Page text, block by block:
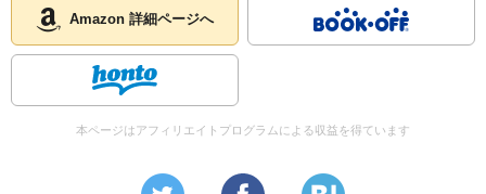
Amazon 詳細ページへ
本ページはアフィリエイトプログラムによる収益を得ています